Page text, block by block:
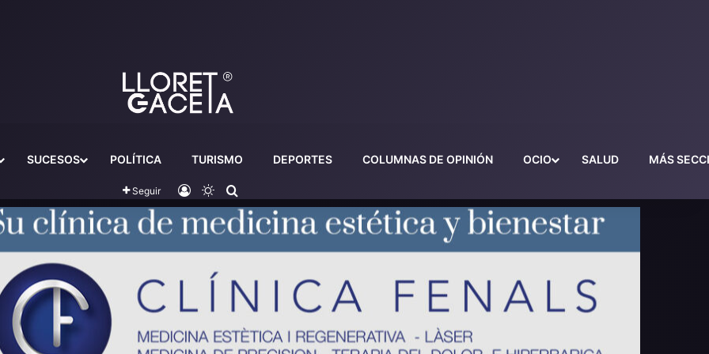
SUCESOS POLÍTICA TURISMO DEPORTES COLUMNAS DE OPINIÓN OCIO SALUD MÁS
Seguir Iniciar sesión
Switch skin